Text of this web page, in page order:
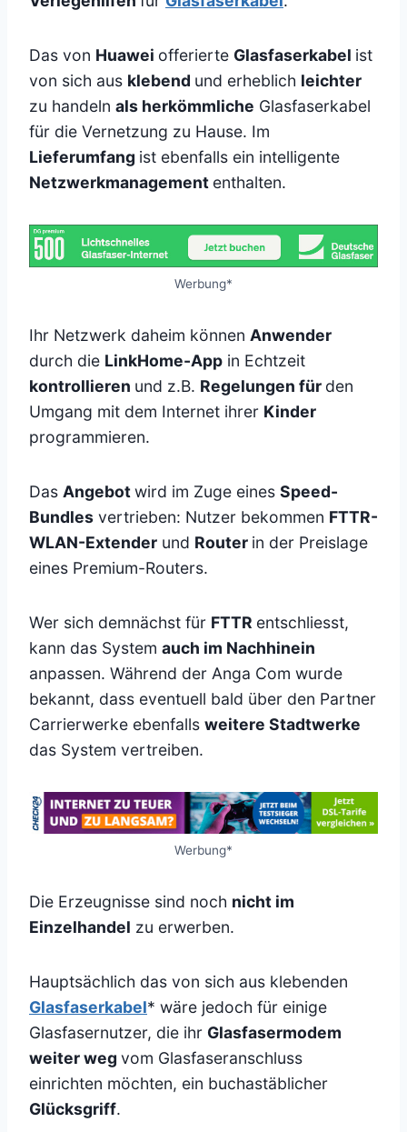
Das von Huawei offerierte Glasfaserkabel ist
von sich aus klebend und erheblich leichter
zu handeln als herkömmliche Glasfaserkabel
für die Vernetzung zu Hause. Im
Lieferumfang ist ebenfalls ein intelligente
Netzwerkmanagement enthalten.
Werbung*
Ihr Netzwerk daheim können Anwender
durch die LinkHome-App in Echtzeit
kontrollieren und z.B. Regelungen für den
Umgang mit dem Internet ihrer Kinder
programmieren.
Das Angebotwird im Zuge eines Speed-
Bundles vertrieben: Nutzer bekommen FTTR-
WLAN-Extender und Router in der Preislage
eines Premium-Routers.
Wer sich demnächst für FTTR entschliesst,
kann das System auch im Nachhinein
anpassen. Während der Anga Com wurde
bekannt, dass eventuell bald über den Partner
Carrierwerke ebenfalls weitere Stadtwerke
das System vertreiben.
Werbung*
Die Erzeugnisse sind noch nicht im
Einzelhandel zu erwerben.
Hauptsächlich das von sich aus klebenden
Glasfaserkabel* wäre jedoch für einige
Glasfasernutzer, die ihr Glasfasermodem
weiter weg vom Glasfaseranschluss
einrichten möchten, ein buchastäblicher
Glücksgriff.